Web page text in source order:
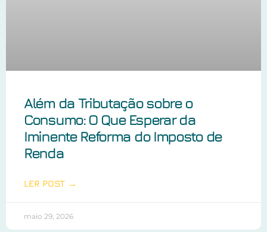
Além da Tributação sobre o
Consumo: O Que Esperar da
Iminente Reforma do Imposto de
Renda
LER POST →
maio 29, 2026